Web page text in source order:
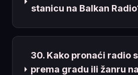
stanicu na Balkan
30. Kako pronaći radio
prema gradu ili žanru